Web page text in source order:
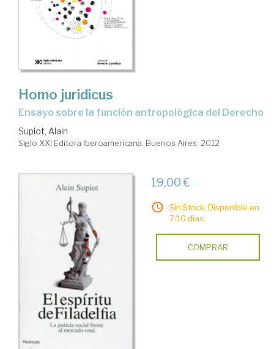
Homo juridicus
ensayo sobre la función antropológica del Derecho
Supiot, Alain
Siglo XXI Editora Iberoamericana. Buenos Aires, 2012
19,00 €
Sin Stock. Disponible en
7/10 días.
COMPRAR